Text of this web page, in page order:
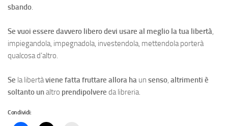
sbando.
Se vuoi essere davvero libero devi usare al meglio la tua libertà,
impiegandola, impegnadola, investendola, mettendola porterà
qualcosa d’altro.
Se la libertàviene fatta fruttare allora ha un senso, altrimenti è
soltanto unaltro prendipolvere da libreria.
Condividi: